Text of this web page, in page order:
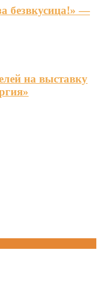
безвкусица!» —
на выставку